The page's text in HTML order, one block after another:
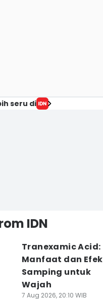
seru di
IDN
Tranexamic Acid:
Manfaat dan Efek
Samping untuk
Wajah
7 Aug 2026, 20:10 WIB